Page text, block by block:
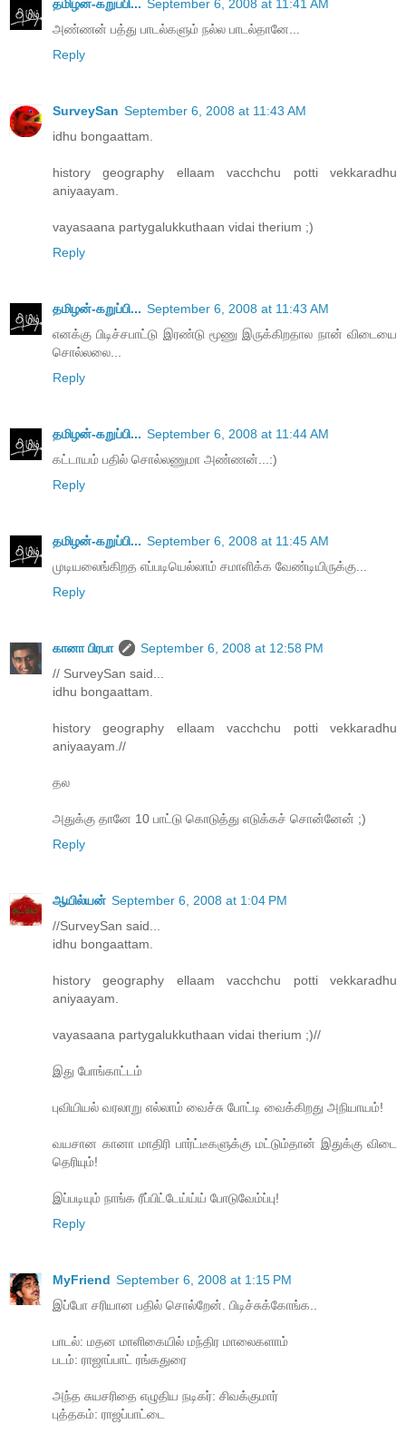
தமிழன்-கறுப்பி... September 6, 2008 at 11:41 AM
அண்ணன் பத்து பாடல்களும் நல்ல பாடல்தானே...
Reply
SurveySan September 6, 2008 at 11:43 AM
idhu bongaattam.
history geography ellaam vacchchu potti vekkaradhu
aniyaayam.
vayasaana partygalukkuthaan vidai therium ;)
Reply
தமிழன்-கறுப்பி... September 6, 2008 at 11:43 AM
எனக்கு பிடிச்சபாட்டு இரண்டு மூணு இருக்கிறதால நான் விடையை
சொல்லலை...
Reply
தமிழன்-கறுப்பி... September 6, 2008 at 11:44 AM
கட்டாயம் பதில் சொல்லணுமா அண்ணன்...:)
Reply
தமிழன்-கறுப்பி... September 6, 2008 at 11:45 AM
முடியலைங்கிறத எப்படியெல்லாம் சமாளிக்க வேண்டியிருக்கு...
Reply
கானா பிரபா
September 6, 2008 at 12:58 PM
// SurveySan said...
idhu bongaattam.
history geography ellaam vacchchu potti vekkaradhu
aniyaayam.//
தல
அதுக்கு தானே 10 பாட்டு கொடுத்து எடுக்கச் சொன்னேன் ;)
Reply
ஆயில்யன் September 6, 2008 at 1:04 PM
//SurveySan said...
idhu bongaattam.
history geography ellaam vacchchu potti vekkaradhu
aniyaayam.
vayasaana partygalukkuthaan vidai therium ;)//
இது போங்காட்டம்
புவியியல் வரலாறு எல்லாம் வைச்சு போட்டி வைக்கிறது அநியாயம்!
வயசான கானா மாதிரி பார்ட்டீகளுக்கு மட்டும்தான் இதுக்கு விடை
தெரியும்!
இப்படியும் நாங்க ரீப்பிட்டேய்ய்ய் போடுவேம்ப்பு!
Reply
MyFriend September 6, 2008 at 1:15 PM
இப்போ சரியான பதில் சொல்றேன். பிடிச்சுக்கோங்க..
பாடல்: மதன மாளிகையில் மந்திர மாலைகளாம்
படம்: ராஜாப்பாட் ரங்கதுரை
அந்த சுயசரிதை எழுதிய நடிகர்: சிவக்குமார்
புத்தகம்: ராஜப்பாட்டை